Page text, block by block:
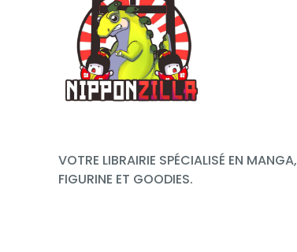
VOTRE LIBRAIRIE SPÉCIALISÉ EN MANGA,
FIGURINE ET GOODIES.